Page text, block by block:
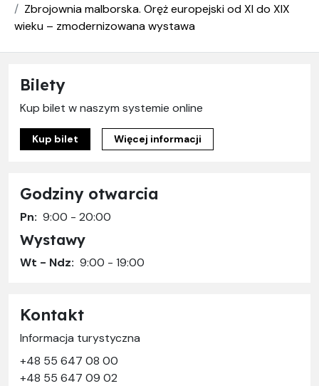
Zbrojownia malborska. Oręż europejski od XI do XIX
wieku – zmodernizowana wystawa
Bilety
Kup bilet w naszym systemie online
Kup bilet Więcej informacji
Godziny otwarcia
Pn: 9:00 - 20:00
Wystawy
Wt - Ndz: 9:00 - 19:00
Kontakt
Informacja turystyczna
+48 55 647 08 00
+48 55 647 09 02